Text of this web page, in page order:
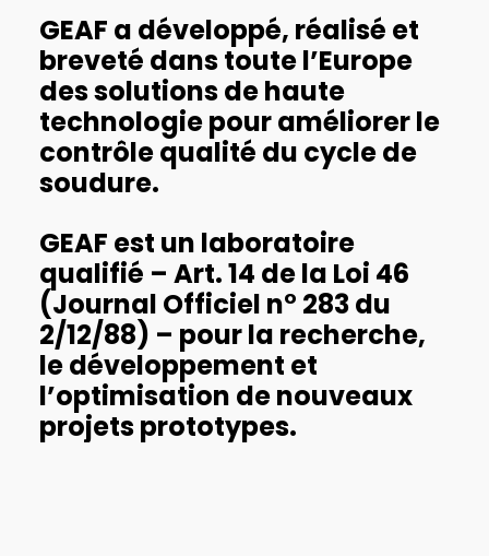
GEAF a développé, réalisé et
breveté dans toute l’Europe
des solutions de haute
technologie pour améliorer le
contrôle qualité du cycle de
soudure.
GEAF est un laboratoire
qualifié – Art. 14 de la Loi 46
(Journal Officiel n° 283 du
2/12/88) – pour la recherche,
le développement et
l’optimisation de nouveaux
projets prototypes.